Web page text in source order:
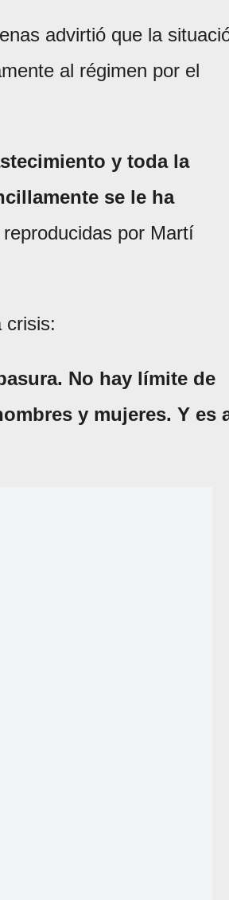
advirtió que la
al régimen por el
y toda la
se le ha
por Martí
crisis:
No hay límite de
y mujeres. Y es